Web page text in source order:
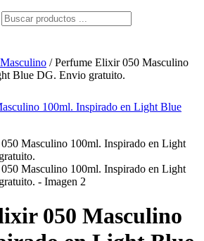
/ Perfume Elixir 050 Masculino
Blue DG. Envio gratuito.
050 Masculino